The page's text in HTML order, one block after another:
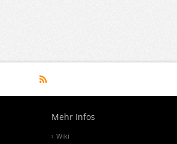
Mehr Infos
Wiki